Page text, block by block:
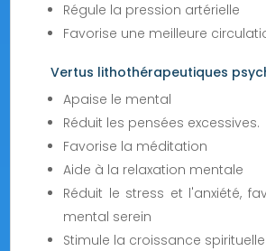
Régule la pression artérielle
Favorise une meilleure
Vertus lithothérapeutiques
Apaise le mental
Réduit les pensées excessives.
Favorise la méditation
Aide à la relaxation mentale
Réduit le stress et l'anxiété,
mental serein
Stimule la croissance spirituelle